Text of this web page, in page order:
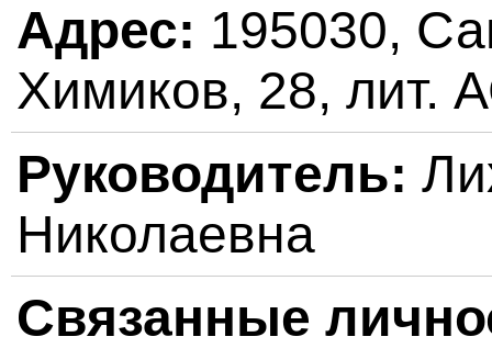
Адрес: 195030,
Химиков, 28, лит.
Руководитель:
Николаевна
Связанные